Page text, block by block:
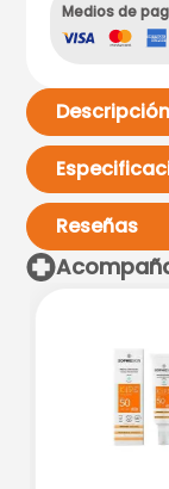
Medios de
Descripción
Reseñas
Más